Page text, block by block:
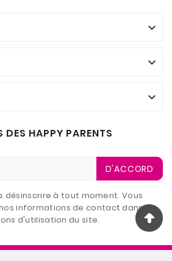



DES HAPPY PARENTS
D'ACCORD
désinscrire à tout moment. Vous
informations de contact dans les
d'utilisation du site.